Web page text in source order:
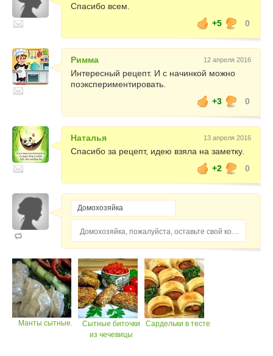
Спасибо всем.
+5
0
Римма 12 апреля 2016
Интересный рецепт. И с начинкой можно
поэкспериментировать.
+3
0
Наталья 13 апреля 2016
Спасибо за рецепт, идею взяла на заметку.
+2
0
Домохозяйка, пожалуйста, оставьте свой комментарий...
Манты сытные.
Сытные биточки
из чечевицы
Сардельки в тесте